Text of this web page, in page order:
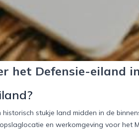
het Defensie-eiland
stukje land midden in de
en werkomgeving voor het